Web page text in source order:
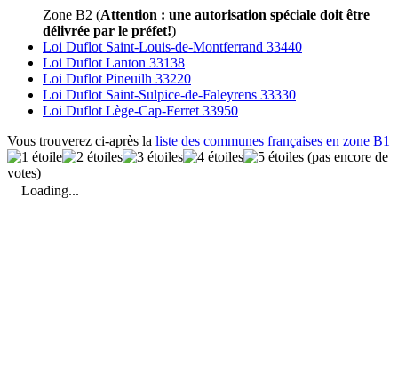
Zone B2 (Attention : une autorisation spéciale doit être
délivrée par le préfet!)
Loi Duflot Saint-Louis-de-Montferrand 33440
Loi Duflot Lanton 33138
Loi Duflot Pineuilh 33220
Loi Duflot Saint-Sulpice-de-Faleyrens 33330
Loi Duflot Lège-Cap-Ferret 33950
Vous trouverez ci-après la liste des communes françaises en zone B1
(pas encore de
votes)
Loading...